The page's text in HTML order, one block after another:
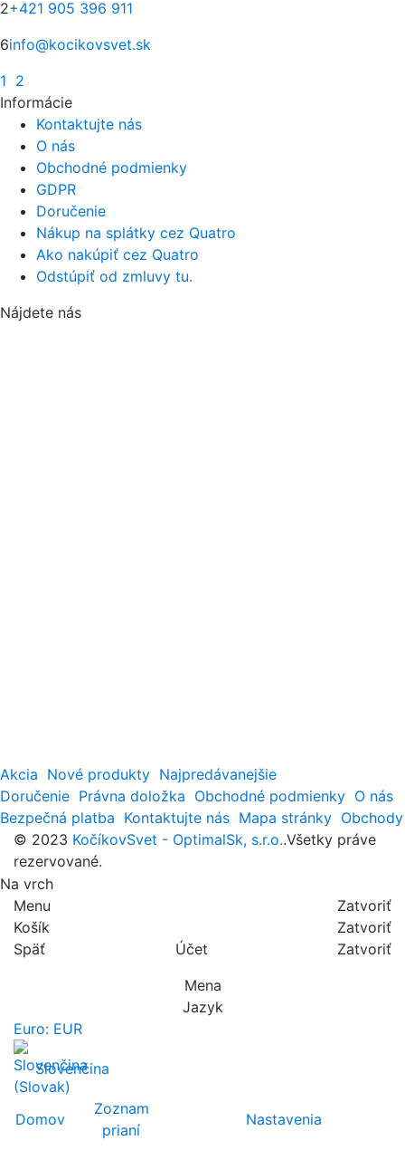
2+421 905 396 911
6info@kocikovsvet.sk
1 2
Informácie
Kontaktujte nás
O nás
Obchodné podmienky
GDPR
Doručenie
Nákup na splátky cez Quatro
Ako nakúpiť cez Quatro
Odstúpiť od zmluvy tu.
Nájdete nás
Akcia Nové produkty Najpredávanejšie
Doručenie Právna doložka Obchodné podmienky O nás
Bezpečná platba Kontaktujte nás Mapa stránky Obchody
© 2023 KočíkovSvet - OptimalSk, s.r.o..Všetky práve
rezervované.
Na vrch
Menu
Zatvoriť
Košík
Zatvoriť
Späť
Účet
Zatvoriť
Mena
Jazyk
Euro: EUR
Slovenčina
Domov
Zoznam
prianí
Nastavenia